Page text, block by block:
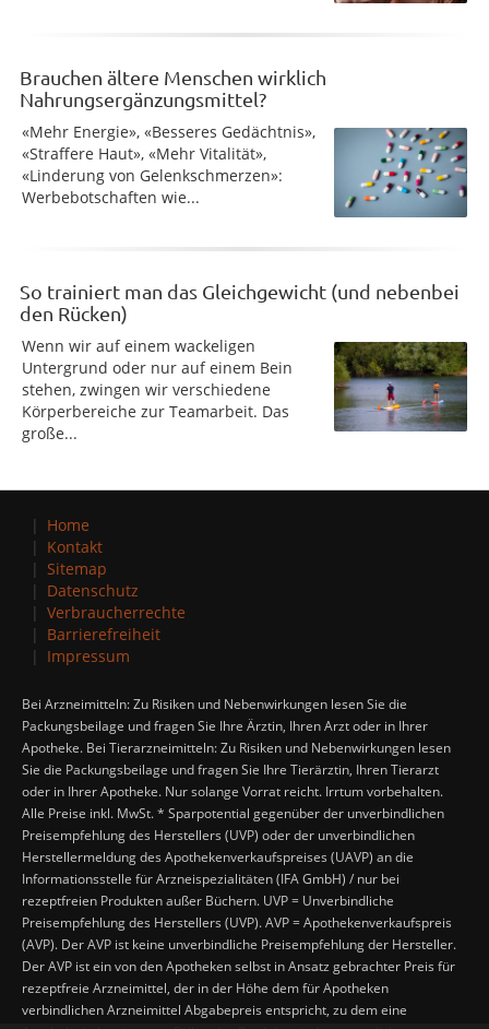
Brauchen ältere Menschen wirklich
Nahrungsergänzungsmittel?
«Mehr Energie», «Besseres Gedächtnis»,
«Straffere Haut», «Mehr Vitalität»,
«Linderung von Gelenkschmerzen»:
Werbebotschaften wie...
So trainiert man das Gleichgewicht (und nebenbei
den Rücken)
Wenn wir auf einem wackeligen
Untergrund oder nur auf einem Bein
stehen, zwingen wir verschiedene
Körperbereiche zur Teamarbeit. Das
große...
Home
Kontakt
Sitemap
Datenschutz
Verbraucherrechte
Barrierefreiheit
Impressum
Bei Arzneimitteln: Zu Risiken und Nebenwirkungen lesen Sie die
Packungsbeilage und fragen Sie Ihre Ärztin, Ihren Arzt oder in Ihrer
Apotheke. Bei Tierarzneimitteln: Zu Risiken und Nebenwirkungen lesen
Sie die Packungsbeilage und fragen Sie Ihre Tierärztin, Ihren Tierarzt
oder in Ihrer Apotheke. Nur solange Vorrat reicht. Irrtum vorbehalten.
Alle Preise inkl. MwSt. * Sparpotential gegenüber der unverbindlichen
Preisempfehlung des Herstellers (UVP) oder der unverbindlichen
Herstellermeldung des Apothekenverkaufspreises (UAVP) an die
Informationsstelle für Arzneispezialitäten (IFA GmbH) / nur bei
rezeptfreien Produkten außer Büchern. UVP = Unverbindliche
Preisempfehlung des Herstellers (UVP). AVP = Apothekenverkaufspreis
(AVP). Der AVP ist keine unverbindliche Preisempfehlung der Hersteller.
Der AVP ist ein von den Apotheken selbst in Ansatz gebrachter Preis für
rezeptfreie Arzneimittel, der in der Höhe dem für Apotheken
verbindlichen Arzneimittel Abgabepreis entspricht, zu dem eine